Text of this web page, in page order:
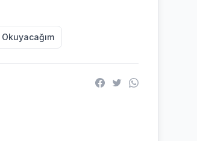
Okuyacağım